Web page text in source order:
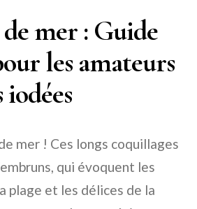
mer : Guide
les amateurs
iodées
mer ! Ces longs coquillages
qui évoquent les
plage et les délices de la